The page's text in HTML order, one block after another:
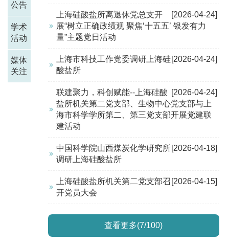
公告
学术
活动
媒体
关注
[2026-04-24]
上海硅酸盐所离退休党总支开
展“树立正确政绩观 聚焦‘十五五’ 银发有力
量”主题党日活动
[2026-04-24]
上海市科技工作党委调研上海硅
酸盐所
[2026-04-24]
联建聚力，科创赋能--上海硅酸
盐所机关第二党支部、生物中心党支部与上
海市科学学所第二、第三党支部开展党建联
建活动
[2026-04-18]
中国科学院山西煤炭化学研究所
调研上海硅酸盐所
[2026-04-15]
上海硅酸盐所机关第二党支部召
开党员大会
查看更多(7/100)